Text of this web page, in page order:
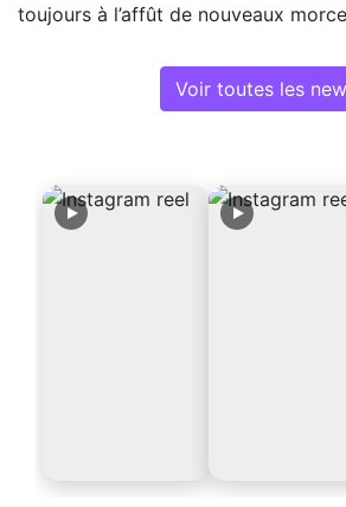
toujours à l’affût de nouveaux
Voir toutes les